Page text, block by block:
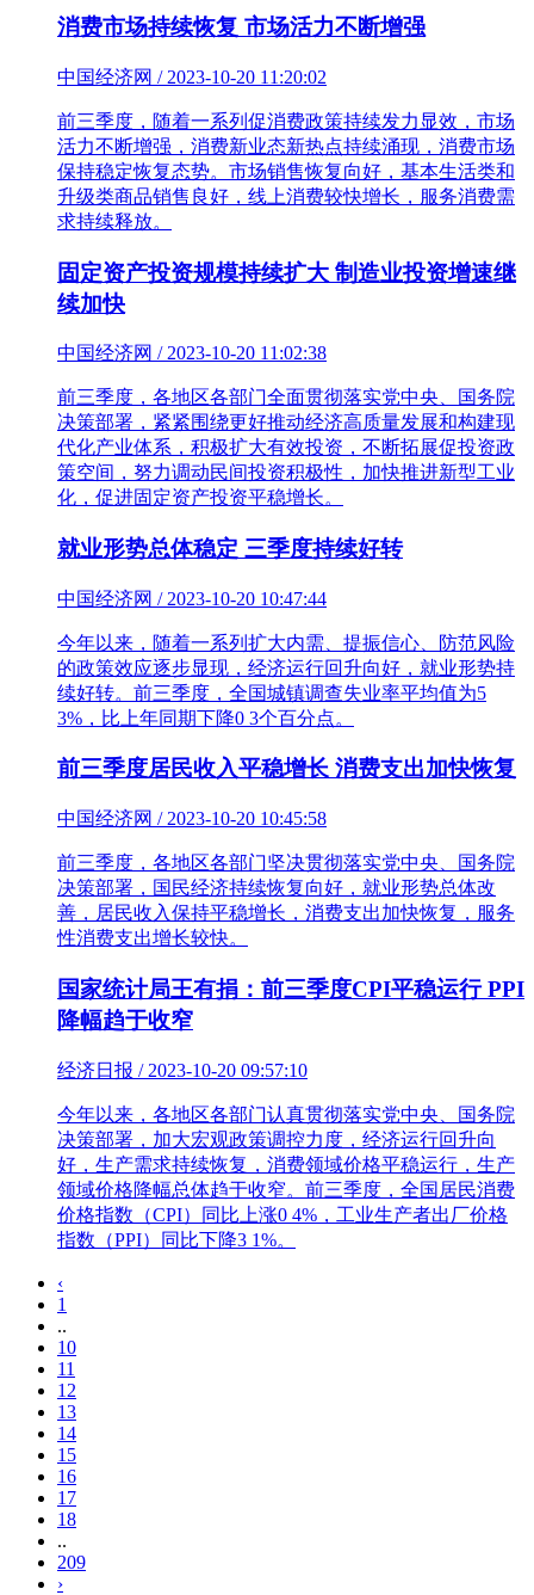
消费市场持续恢复 市场活力不断增强
中国经济网 / 2023-10-20 11:20:02
前三季度，随着一系列促消费政策持续发力显效，市场
活力不断增强，消费新业态新热点持续涌现，消费市场
保持稳定恢复态势。市场销售恢复向好，基本生活类和
升级类商品销售良好，线上消费较快增长，服务消费需
求持续释放。
固定资产投资规模持续扩大 制造业投资增速继
续加快
中国经济网 / 2023-10-20 11:02:38
前三季度，各地区各部门全面贯彻落实党中央、国务院
决策部署，紧紧围绕更好推动经济高质量发展和构建现
代化产业体系，积极扩大有效投资，不断拓展促投资政
策空间，努力调动民间投资积极性，加快推进新型工业
化，促进固定资产投资平稳增长。
就业形势总体稳定 三季度持续好转
中国经济网 / 2023-10-20 10:47:44
今年以来，随着一系列扩大内需、提振信心、防范风险
的政策效应逐步显现，经济运行回升向好，就业形势持
续好转。前三季度，全国城镇调查失业率平均值为5
3%，比上年同期下降0 3个百分点。
前三季度居民收入平稳增长 消费支出加快恢复
中国经济网 / 2023-10-20 10:45:58
前三季度，各地区各部门坚决贯彻落实党中央、国务院
决策部署，国民经济持续恢复向好，就业形势总体改
善，居民收入保持平稳增长，消费支出加快恢复，服务
性消费支出增长较快。
国家统计局王有捐：前三季度CPI平稳运行 PPI
降幅趋于收窄
经济日报 / 2023-10-20 09:57:10
今年以来，各地区各部门认真贯彻落实党中央、国务院
决策部署，加大宏观政策调控力度，经济运行回升向
好，生产需求持续恢复，消费领域价格平稳运行，生产
领域价格降幅总体趋于收窄。前三季度，全国居民消费
价格指数（CPI）同比上涨0 4%，工业生产者出厂价格
指数（PPI）同比下降3 1%。
‹
1
..
10
11
12
13
14
15
16
17
18
..
209
›